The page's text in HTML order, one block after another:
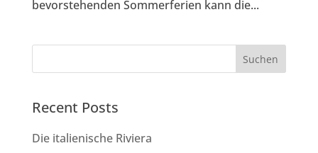
bevorstehenden Sommerferien kann die...
Suchen
Recent Posts
Die italienische Riviera